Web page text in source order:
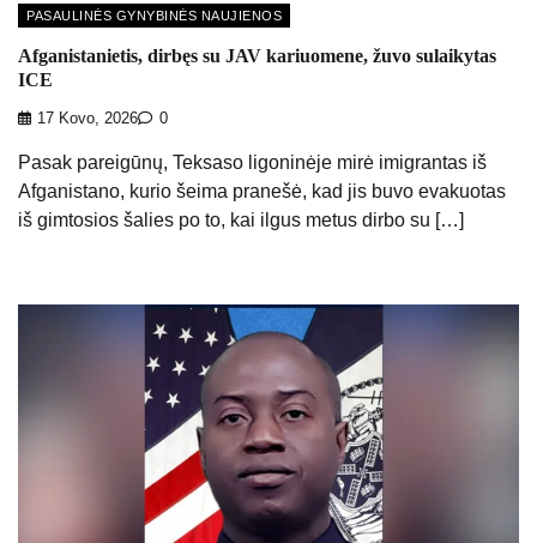
PASAULINĖS GYNYBINĖS NAUJIENOS
Afganistanietis, dirbęs su JAV kariuomene, žuvo sulaikytas
ICE
17 Kovo, 2026 0
Pasak pareigūnų, Teksaso ligoninėje mirė imigrantas iš
Afganistano, kurio šeima pranešė, kad jis buvo evakuotas
iš gimtosios šalies po to, kai ilgus metus dirbo su […]